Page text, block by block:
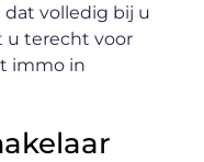
volledig bij u
u terecht voor
immo in